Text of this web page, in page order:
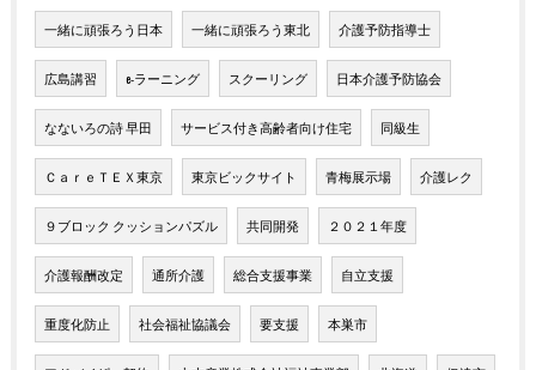
一緒に頑張ろう日本 一緒に頑張ろう東北 介護予防指導士
広島講習 e-ラーニング スクーリング 日本介護予防協会
なないろの詩 早田 サービス付き高齢者向け住宅 同級生
ＣａｒｅＴＥＸ東京 東京ビックサイト 青梅展示場 介護レク
９ブロック クッションパズル 共同開発 ２０２１年度
介護報酬改定 通所介護 総合支援事業 自立支援
重度化防止 社会福祉協議会 要支援 本巣市